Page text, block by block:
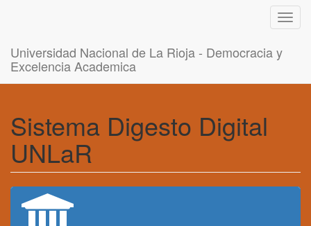
Universidad Nacional de La Rioja - Democracia y
Excelencia Academica
Sistema Digesto Digital
UNLaR